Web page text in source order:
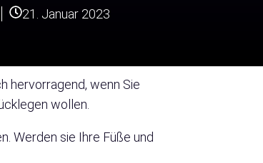
21. Januar 2023
hervorragend, wenn Sie
wollen.
Werden sie Ihre Füße und